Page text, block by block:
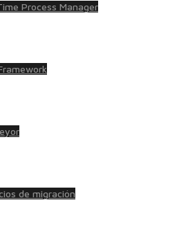
Process Manager
de migración